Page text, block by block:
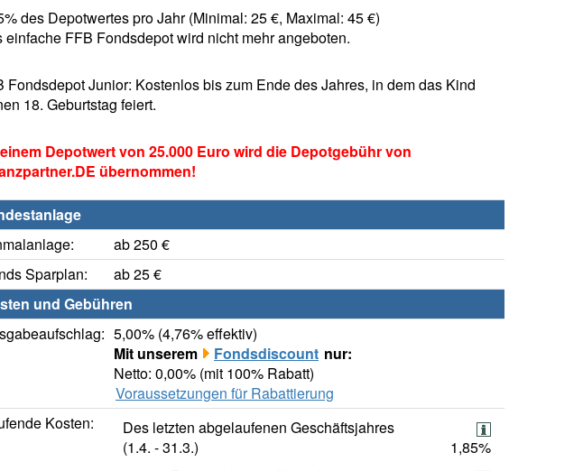
des Depotwertes pro Jahr (Minimal: 25 €, Maximal: 45 €)
einfache FFB Fondsdepot wird nicht mehr angeboten.
Fondsdepot Junior: Kostenlos bis zum Ende des Jahres, in dem das Kind
18. Geburtstag feiert.
Depotwert von 25.000 Euro wird die Depotgebühr von
übernommen!
ab 250 €
Sparplan:
ab 25 €
und Gebühren
5,00% (4,76% effektiv)
Mit unserem
Fondsdiscount nur:
Netto: 0,00% (mit 100% Rabatt)
Voraussetzungen für Rabattierung
Kosten:
Des letzten abgelaufenen Geschäftsjahres
(1.4. - 31.3.)
1,85%